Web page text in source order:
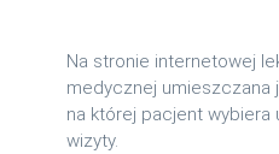
Na stronie internetowej
medycznej umieszczana
na której pacjent wybiera
wizyty.